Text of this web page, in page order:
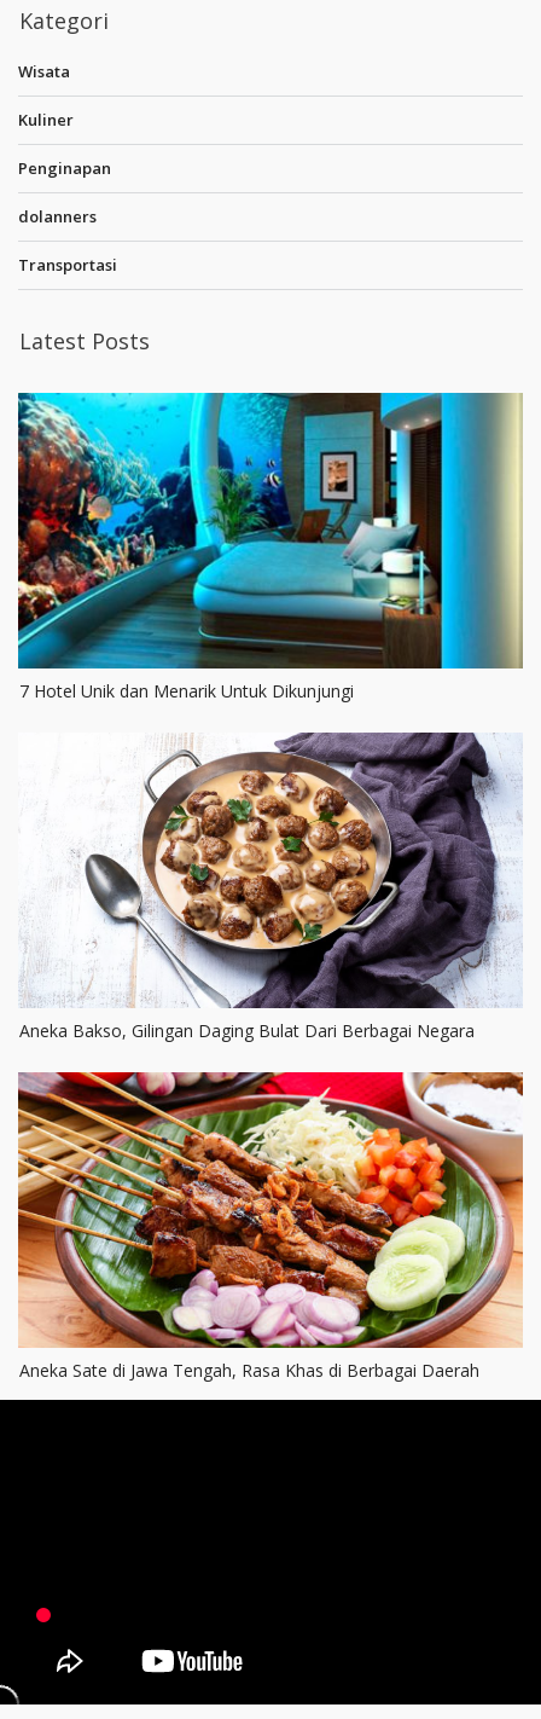
Kategori
Wisata
Kuliner
Penginapan
dolanners
Transportasi
Latest Posts
7 Hotel Unik dan Menarik Untuk Dikunjungi
Aneka Bakso, Gilingan Daging Bulat Dari Berbagai Negara
Aneka Sate di Jawa Tengah, Rasa Khas di Berbagai Daerah